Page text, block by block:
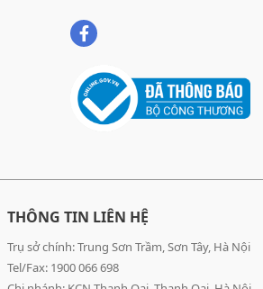
THÔNG TIN LIÊN HỆ
Trụ sở chính: Trung Sơn Trầm, Sơn Tây, Hà Nội
Tel/Fax: 1900 066 698